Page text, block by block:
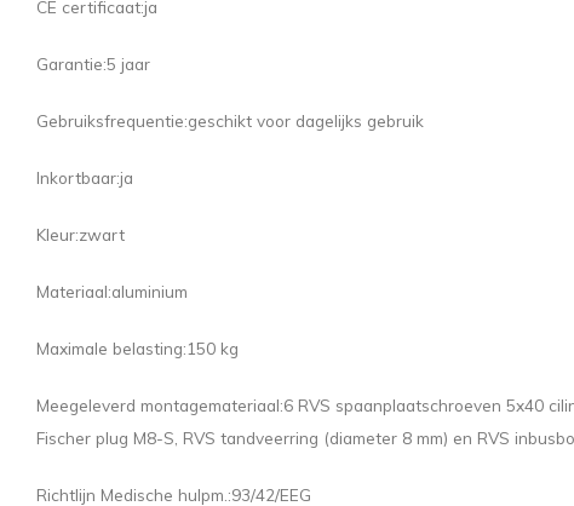
CE certificaat:ja
Garantie:5 jaar
Gebruiksfrequentie:geschikt voor dagelijks gebruik
Inkortbaar:ja
Kleur:zwart
Materiaal:aluminium
Maximale belasting:150 kg
Meegeleverd montagemateriaal:6 RVS spaanplaatschroeven 5x40
Fischer plug M8-S, RVS tandveerring (diameter 8 mm) en RVS
Richtlijn Medische hulpm.:93/42/EEG